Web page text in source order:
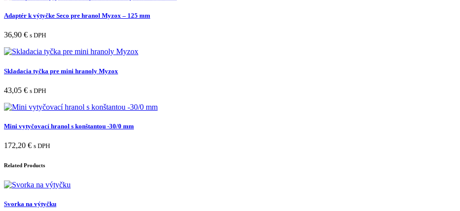
Adaptér k výtyčke Seco pre hranol Myzox – 125 mm
36,90 € s DPH
Skladacia tyčka pre mini hranoly Myzox
43,05 € s DPH
Mini vytyčovací hranol s konštantou -30/0 mm
172,20 € s DPH
Related Products
Svorka na výtyčku